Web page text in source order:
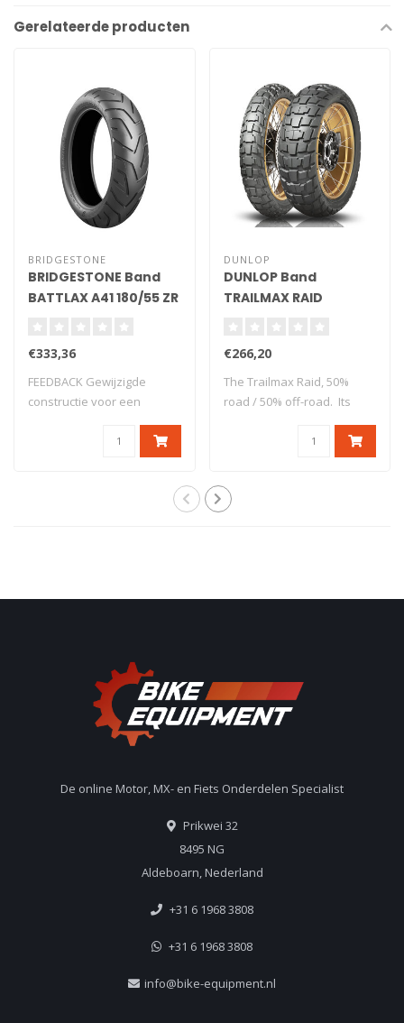
Gerelateerde producten
BRIDGESTONE
BRIDGESTONE Band
BATTLAX A41 180/55 ZR
€333,36
FEEDBACK Gewijzigde
constructie voor een
perfecte harmonie t..
DUNLOP
DUNLOP Band
TRAILMAX RAID
€266,20
The Trailmax Raid, 50%
road / 50% off-road. Its
De online Motor, MX- en Fiets Onderdelen Specialist
Prikwei 32
8495 NG
Aldeboarn, Nederland
+31 6 1968 3808
+31 6 1968 3808
info@bike-equipment.nl